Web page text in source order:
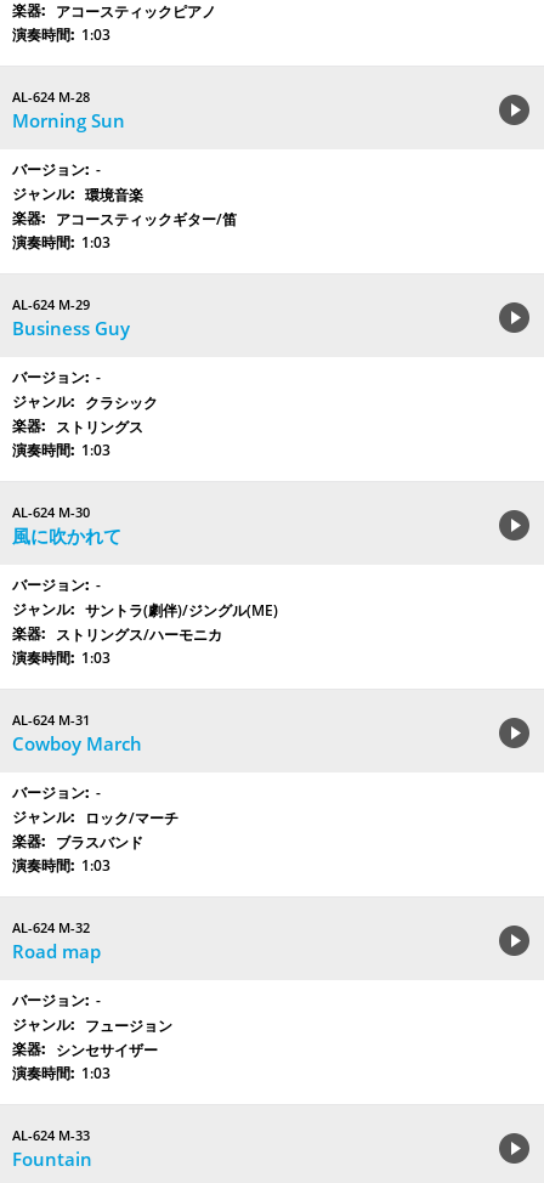
アコースティックピアノ
1:03
AL-624 M-28
Morning Sun
-
環境音楽
アコースティックギター/笛
1:03
AL-624 M-29
Business Guy
-
クラシック
ストリングス
1:03
AL-624 M-30
風に吹かれて
-
サントラ(劇伴)/ジングル(ME)
ストリングス/ハーモニカ
1:03
AL-624 M-31
Cowboy March
-
ロック/マーチ
ブラスバンド
1:03
AL-624 M-32
Road map
-
フュージョン
シンセサイザー
1:03
AL-624 M-33
Fountain